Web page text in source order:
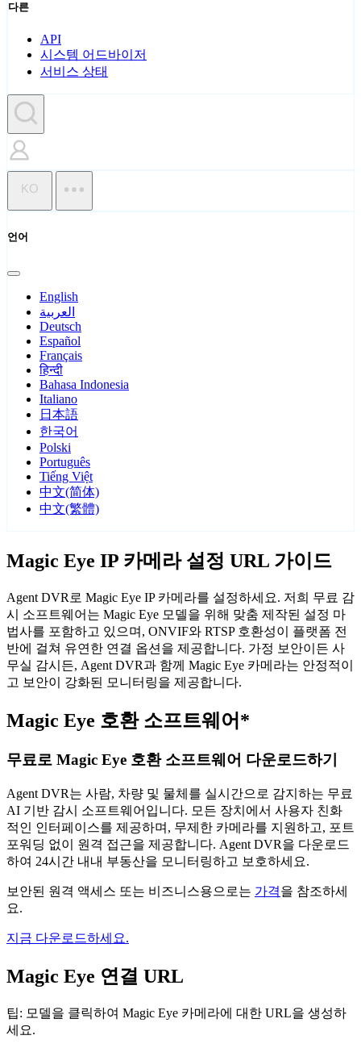
다른
API
시스템 어드바이저
서비스 상태
KO
언어
English
العربية
Deutsch
Español
Français
हिन्दी
Bahasa Indonesia
Italiano
日本語
한국어
Polski
Português
Tiếng Việt
中文(简体)
中文(繁體)
Magic Eye IP 카메라 설정 URL 가이드
Agent DVR로 Magic Eye IP 카메라를 설정하세요. 저희 무료 감
시 소프트웨어는 Magic Eye 모델을 위해 맞춤 제작된 설정 마
법사를 포함하고 있으며, ONVIF와 RTSP 호환성이 플랫폼 전
반에 걸쳐 유연한 연결 옵션을 제공합니다. 가정 보안이든 사
무실 감시든, Agent DVR과 함께 Magic Eye 카메라는 안정적이
고 보안이 강화된 모니터링을 제공합니다.
Magic Eye 호환 소프트웨어*
무료로 Magic Eye 호환 소프트웨어 다운로드하기
Agent DVR는 사람, 차량 및 물체를 실시간으로 감지하는 무료
AI 기반 감시 소프트웨어입니다. 모든 장치에서 사용자 친화
적인 인터페이스를 제공하며, 무제한 카메라를 지원하고, 포트
포워딩 없이 원격 접근을 제공합니다. Agent DVR을 다운로드
하여 24시간 내내 부동산을 모니터링하고 보호하세요.
보안된 원격 액세스 또는 비즈니스용으로는 가격을 참조하세
요.
지금 다운로드하세요.
Magic Eye 연결 URL
팁: 모델을 클릭하여 Magic Eye 카메라에 대한 URL을 생성하
세요.